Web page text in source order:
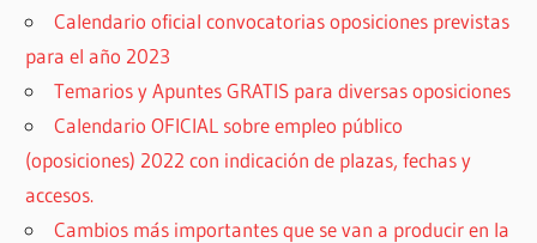
Calendario oficial convocatorias oposiciones previstas
para el año 2023
Temarios y Apuntes GRATIS para diversas oposiciones
Calendario OFICIAL sobre empleo público
(oposiciones) 2022 con indicación de plazas, fechas y
accesos.
Cambios más importantes que se van a producir en la